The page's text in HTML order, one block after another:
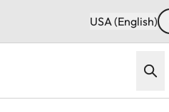
USA (English)